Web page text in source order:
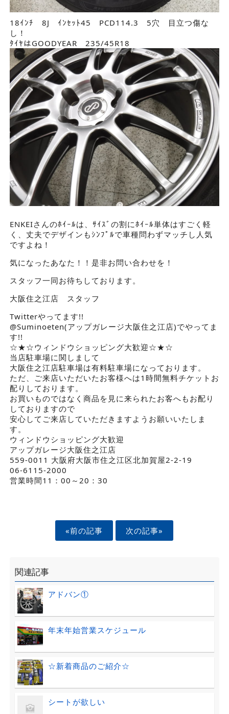
18ｲﾝﾁ 8J ｲﾝｾｯﾄ45 PCD114.3 5穴 目立つ傷な
し！
ﾀｲﾔはGOODYEAR 235/45R18
ENKEIさんのﾎｲｰﾙは、ｻｲｽﾞの割にﾎｲｰﾙ単体はすごく軽
く、丈夫でデザインもｼﾝﾌﾟﾙで車種問わずマッチし人気
ですよね！
気になったあなた！！是非お問い合わせを！
スタッフ一同お待ちしております。
大阪住之江店 スタッフ
Twitterやってます!!
@Suminoeten(アップガレージ大阪住之江店)でやってま
す!!
☆★☆ウィンドウショッピング大歓迎☆★☆
当店駐車場に関しまして
大阪住之江店駐車場は有料駐車場になっております。
ただ、ご来店いただいたお客様へは1時間無料チケットお
配りしております。
お買いものではなく商品を見に来られたお客へもお配り
しておりますので
安心してご来店していただきますようお願いいたしま
す。
ウィンドウショッピング大歓迎
アップガレージ大阪住之江店
559-0011 大阪府大阪市住之江区北加賀屋2-2-19
06-6115-2000
営業時間11：00～20：30
«前の記事 次の記事»
関連記事
アドバン①
年末年始営業スケジュール
☆新着商品のご紹介☆
シートが欲しい